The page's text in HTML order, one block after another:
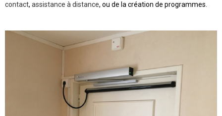
contact, assistance à distance, ou de la création de programmes.